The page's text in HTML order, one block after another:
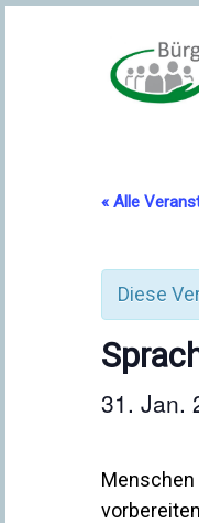
« Alle
Diese
31. Jan.